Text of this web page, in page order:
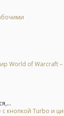
World of Warcraft
с кнопкой Turbo и